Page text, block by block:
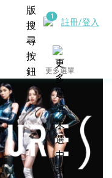
註冊/登入
更多選單